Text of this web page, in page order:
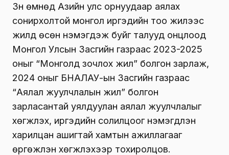
Зүүн өмнөд Азийн улс орнуудаар аялах
сонирхолтой монгол иргэдийн тоо жилээс
жилд өсөн нэмэгдэж буйг талууд онцлоод
Монгол Улсын Засгийн газраас 2023-2025
оныг “Монголд зочлох жил” болгон зарлаж,
2024 оныг БНАЛАУ-ын Засгийн газраас
“Аялал жуулчлалын жил” болгон
зарласантай уялдуулан аялал жуулчлалыг
хөгжүүлэх, иргэдийн солилцоог нэмэгдүүлэн
харилцан ашигтай хамтын ажиллагааг
өргөжүүлэн хөгжүүлэхээр тохиролцов.